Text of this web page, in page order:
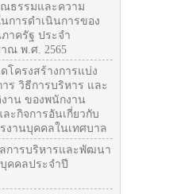
ธรรมและความ
นการดำเนินการของ
าครัฐ ประจำ
ณ พ.ศ. 2565
โครงสร้างการแบ่ง
ร วิธีการบริหาร และ
าน ของพนักงาน
ะกิจการอันเกี่ยวกับ
งานบุคคลในเทศบาล
การบริหารและพัฒนา
คคลประจำปี